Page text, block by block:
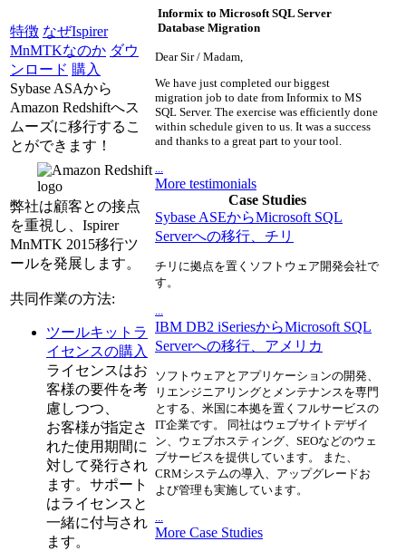
特徴 なぜIspirer
MnMTKなのか ダウ
ンロード 購入
Sybase ASAから
Amazon Redshiftへス
ムーズに移行するこ
とができます！
弊社は顧客との接点
を重視し、Ispirer
MnMTK 2015移行ツ
ールを発展します。
共同作業の方法:
ツールキットラ
イセンスの購入
ライセンスはお
客様の要件を考
慮しつつ、
お客様が指定さ
れた使用期間に
対して発行され
ます。サポート
はライセンスと
一緒に付与され
ます。
Informix to Microsoft SQL Server
Database Migration
Dear Sir / Madam,
We have just completed our biggest
migration job to date from Informix to MS
SQL Server. The exercise was efficiently done
within schedule given to us. It was a success
and thanks to a great part to your tool.
More testimonials
Case Studies
Sybase ASEからMicrosoft SQL
Serverへの移行、チリ
チリに拠点を置くソフトウェア開発会社で
す。
IBM DB2 iSeriesからMicrosoft SQL
Serverへの移行、アメリカ
ソフトウェアとアプリケーションの開発、
リエンジニアリングとメンテナンスを専門
とする、米国に本拠を置くフルサービスの
IT企業です。 同社はウェブサイトデザイ
ン、ウェブホスティング、SEOなどのウェ
ブサービスを提供しています。 また、
CRMシステムの導入、アップグレードお
よび管理も実施しています。
...
More Case Studies